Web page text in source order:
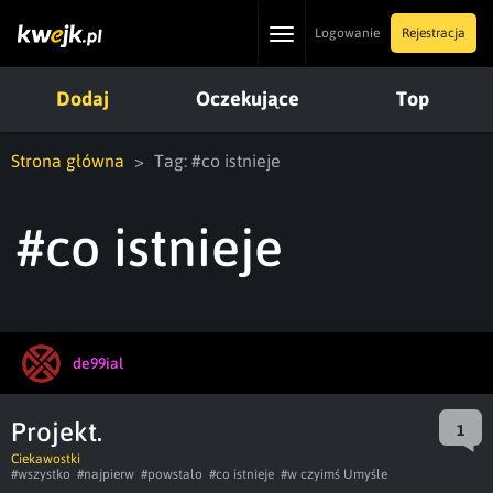
ToggleLogowanie Rejestracja
Dodaj Oczekujące Top
Strona główna Tag: #co istnieje
#co istnieje
de99ial
Projekt. 1
Ciekawostki
#wszystko #najpierw #powstalo #co istnieje #w czyimś Umyśle